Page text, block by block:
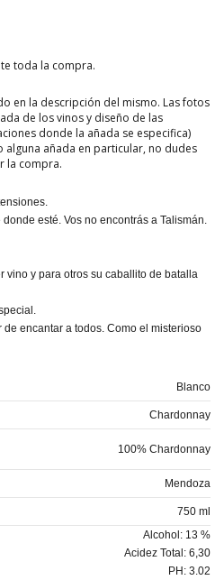
toda la compra.
en la descripción del mismo. Las fotos
de los vinos y diseño de las
donde la añada se especifica)
alguna añada en particular, no dudes
la compra.
esté. Vos no encontrás a Talismán.
vino y para otros su caballito de batalla
encantar a todos. Como el misterioso
Blanco
Chardonnay
100% Chardonnay
Mendoza
750 ml
Alcohol: 13 %
Acidez Total: 6,30
PH: 3.02